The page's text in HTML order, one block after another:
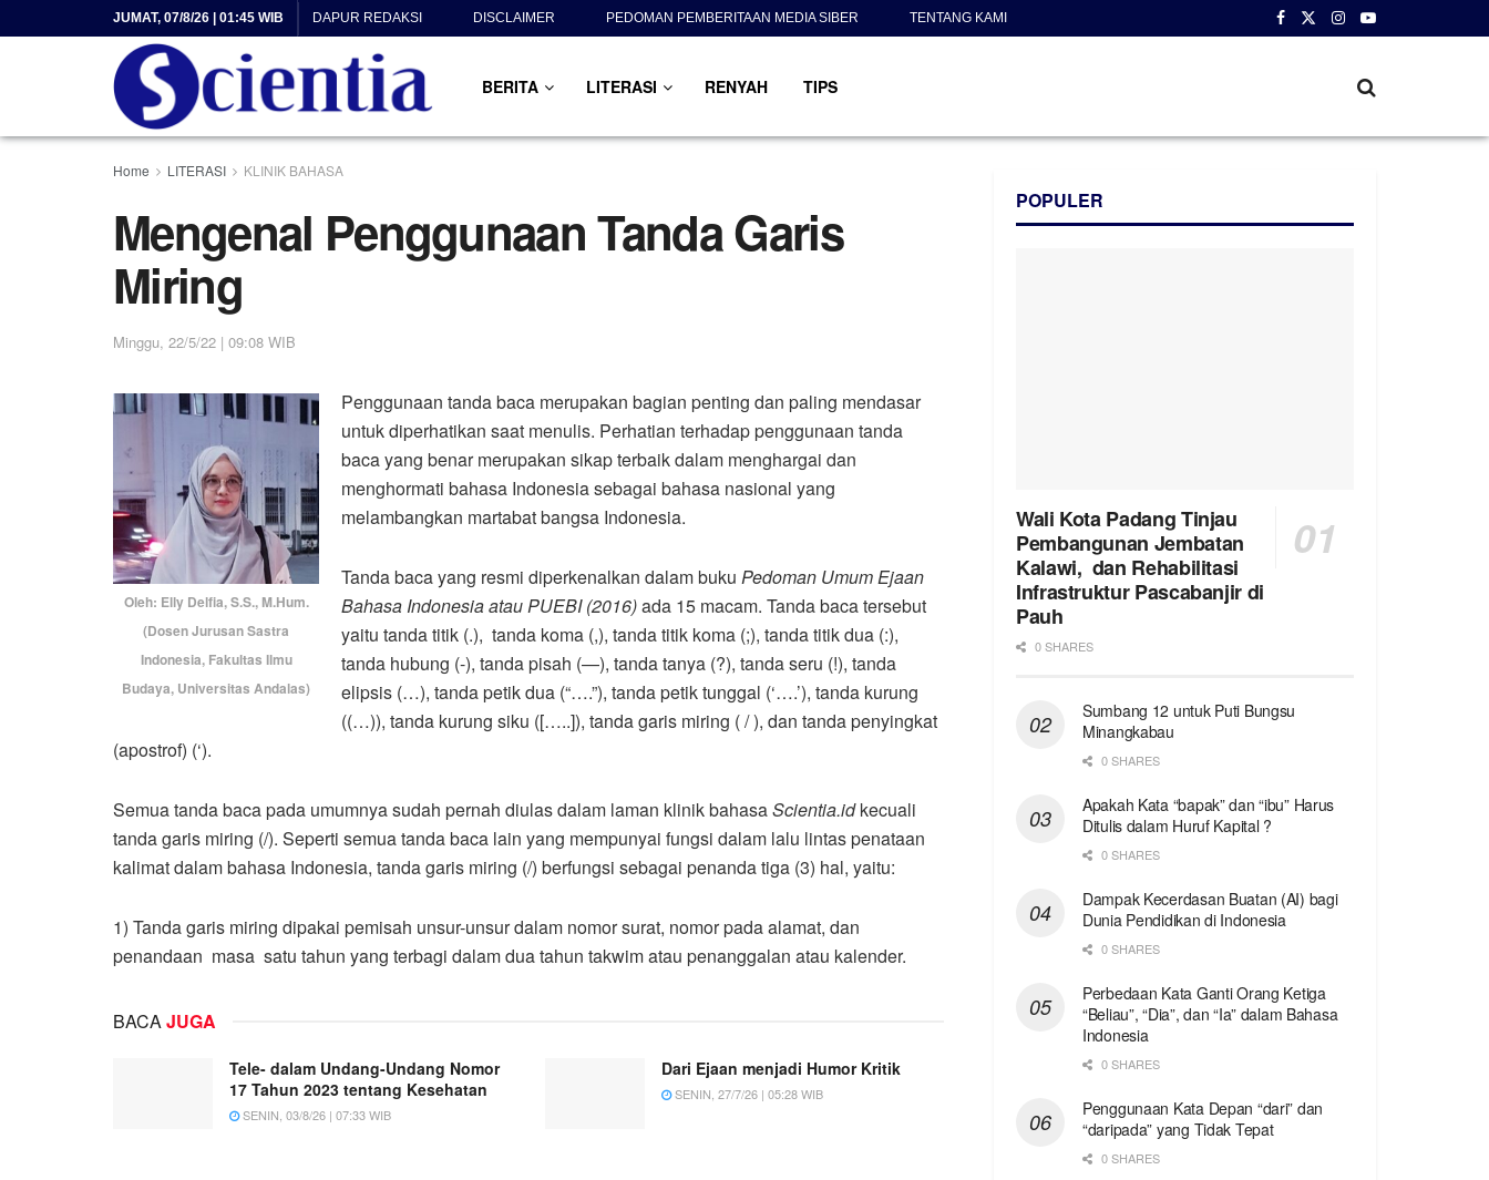
JUMAT, 07/8/26 | 01:45 WIB DAPUR REDAKSI DISCLAIMER PEDOMAN PEMBERITAAN MEDIA SIBER TENTANG KAMI
BERITA LITERASI RENYAH TIPS
Home LITERASI KLINIK BAHASA
Mengenal Penggunaan Tanda Garis
Miring
Minggu, 22/5/22 | 09:08 WIB
Oleh: Elly Delfia, S.S., M.Hum.
(Dosen Jurusan Sastra
Indonesia, Fakultas Ilmu
Budaya, Universitas Andalas)
Penggunaan tanda baca merupakan bagian penting dan paling mendasar
untuk diperhatikan saat menulis. Perhatian terhadap penggunaan tanda
baca yang benar merupakan sikap terbaik dalam menghargai dan
menghormati bahasa Indonesia sebagai bahasa nasional yang
melambangkan martabat bangsa Indonesia.
Tanda baca yang resmi diperkenalkan dalam buku Pedoman Umum Ejaan
Bahasa Indonesia atau PUEBI (2016)ada 15 macam. Tanda baca tersebut
yaitu tanda titik (.), tanda koma (,), tanda titik koma (;), tanda titik dua (:),
tanda hubung (-), tanda pisah (—), tanda tanya (?), tanda seru (!), tanda
elipsis (…), tanda petik dua (“….”), tanda petik tunggal (‘….’), tanda kurung
((…)), tanda kurung siku ([…..]), tanda garis miring ( / ), dan tanda penyingkat
(apostrof) (‘).
Semua tanda baca pada umumnya sudah pernah diulas dalam laman klinik bahasaScientia.idkecuali
tanda garis miring (/). Seperti semua tanda baca lain yang mempunyai fungsi dalam lalu lintas penataan
kalimat dalam bahasa Indonesia, tanda garis miring (/) berfungsi sebagai penanda tiga (3) hal, yaitu:
1) Tanda garis miring dipakai pemisah unsur-unsur dalam nomor surat, nomor pada alamat, dan
penandaan masa satu tahun yang terbagi dalam dua tahun takwim atau penanggalan atau kalender.
BACAJUGA
Tele- dalam Undang-Undang Nomor
17 Tahun 2023 tentang Kesehatan
SENIN, 03/8/26 | 07:33 WIB
Dari Ejaan menjadi Humor Kritik
SENIN, 27/7/26 | 05:28 WIB
POPULER
Wali Kota Padang Tinjau
Pembangunan Jembatan
Kalawi, dan Rehabilitasi
Infrastruktur Pascabanjir di
Pauh
0 SHARES
Sumbang 12 untuk Puti Bungsu
Minangkabau
0 SHARES
Apakah Kata “bapak” dan “ibu” Harus
Ditulis dalam Huruf Kapital ?
0 SHARES
Dampak Kecerdasan Buatan (AI) bagi
Dunia Pendidikan di Indonesia
0 SHARES
Perbedaan Kata Ganti Orang Ketiga
“Beliau”, “Dia”, dan “Ia” dalam Bahasa
Indonesia
0 SHARES
Penggunaan Kata Depan “dari” dan
“daripada” yang Tidak Tepat
0 SHARES